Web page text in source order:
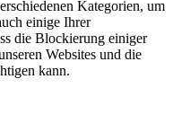
Kategorien, um
einige Ihrer
die Blockierung einiger
Websites und die
kann.